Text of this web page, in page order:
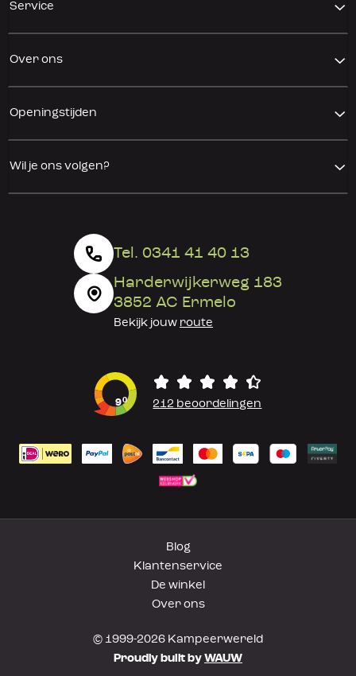
Service
Over ons
Openingstijden
Wil je ons volgen?
Tel. 0341 41 40 13
Harderwijkerweg 183
3852 AC Ermelo
Bekijk jouw route
90 212 beoordelingen
Blog
Klantenservice
De winkel
Over ons
© 1999-2026 Kampeerwereld
Proudly built by WAUW